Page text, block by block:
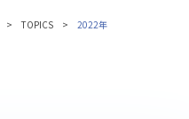
TOPICS 2022年